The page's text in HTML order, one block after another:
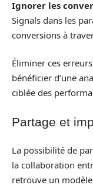
Ignorer les
Signals dans les
conversions à
Éliminer ces
bénéficier d’une
ciblée des
Partage et
La possibilité de
la collaboration
retrouve un